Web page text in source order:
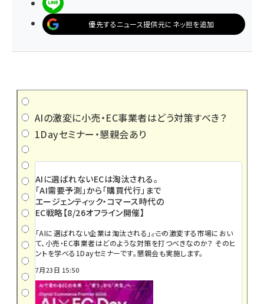
優先するニュース提供元にネッ担を追加
AIの激変に小売・EC事業者はどう対策すべき？
1Dayセミナー・懇親会あり
AIに選ばれないECは淘汰される。
「AI需要予測」から「購買代行」まで
エージェンティック・コマース時代の
EC戦略【8/26オフライン開催】
「AIに選ばれない企業は淘汰される」――。この激変する市場におい
て、小売・EC事業者はどのような対策を打つべきなのか？ そのヒ
ントを学べる1Dayセミナーです。懇親会も実施します。
7月23日 15:50